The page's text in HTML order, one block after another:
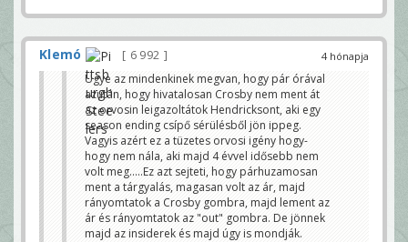
4 hónapja
Klemó
6 992
Ugye az mindenkinek megvan, hogy pár órával
azután, hogy hivatalosan Crosby nem ment át
az orvosin leigazoltátok Hendricksont, aki egy
season ending csípő sérülésből jön ippeg.
Vagyis azért ez a tüzetes orvosi igény hogy-
hogy nem nála, aki majd 4 évvel idősebb nem
volt meg.....Ez azt sejteti, hogy párhuzamosan
ment a tárgyalás, magasan volt az ár, majd
rányomtatok a Crosby gombra, majd lement az
ár és rányomtatok az "out" gombra. De jönnek
majd az insiderek és majd úgy is mondják.